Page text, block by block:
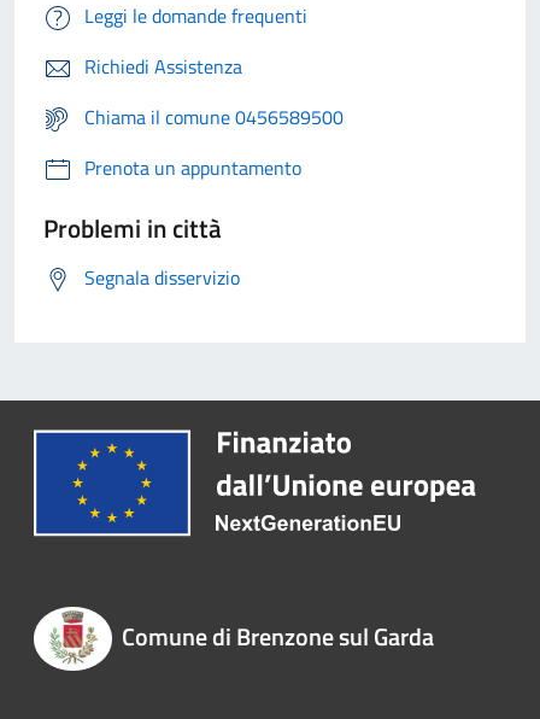
Leggi le domande frequenti
Richiedi Assistenza
Chiama il comune 0456589500
Prenota un appuntamento
Problemi in città
Segnala disservizio
Comune di Brenzone sul Garda